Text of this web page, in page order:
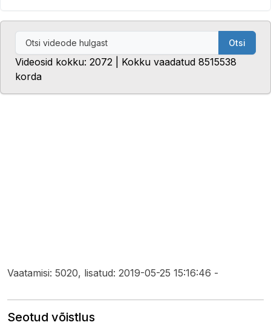
Otsi
Videosid kokku: 2072 | Kokku vaadatud 8515538
korda
Vaatamisi: 5020, lisatud: 2019-05-25 15:16:46 -
Seotud võistlus